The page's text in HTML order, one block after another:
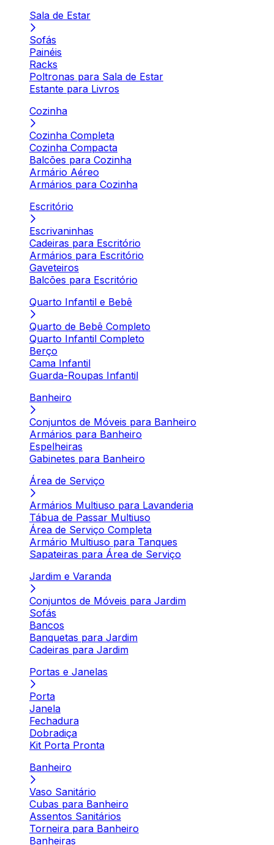
Sala de Estar
Sofás
Painéis
Racks
Poltronas para Sala de Estar
Estante para Livros
Cozinha
Cozinha Completa
Cozinha Compacta
Balcões para Cozinha
Armário Aéreo
Armários para Cozinha
Escritório
Escrivaninhas
Cadeiras para Escritório
Armários para Escritório
Gaveteiros
Balcões para Escritório
Quarto Infantil e Bebê
Quarto de Bebê Completo
Quarto Infantil Completo
Berço
Cama Infantil
Guarda-Roupas Infantil
Banheiro
Conjuntos de Móveis para Banheiro
Armários para Banheiro
Espelheiras
Gabinetes para Banheiro
Área de Serviço
Armários Multiuso para Lavanderia
Tábua de Passar Multiuso
Área de Serviço Completa
Armário Multiuso para Tanques
Sapateiras para Área de Serviço
Jardim e Varanda
Conjuntos de Móveis para Jardim
Sofás
Bancos
Banquetas para Jardim
Cadeiras para Jardim
Portas e Janelas
Porta
Janela
Fechadura
Dobradiça
Kit Porta Pronta
Banheiro
Vaso Sanitário
Cubas para Banheiro
Assentos Sanitários
Torneira para Banheiro
Banheiras